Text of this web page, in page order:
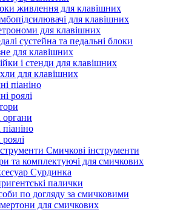
живлення для клавішних
для клавішних
для клавішних
сустейна та педальні блоки
для клавішних
і стенди для клавішних
для клавішних
піаніно
роялі
Смичкові інструменти
та комплектуючі для смичкових
Сурдинка
палички
по догляду за смичковими
для смичкових